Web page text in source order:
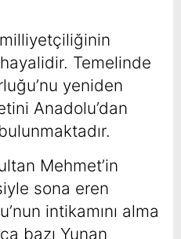
Temelinde
yeniden
Anadolu’dan
Mehmet’in
sona eren
intikamını alma
bazı Yunan